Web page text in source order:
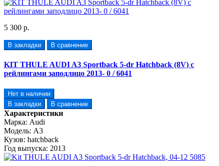
5 300 р.
В закладки В сравнение
KIT THULE AUDI A3 Sportback 5-dr Hatchback (8V) с
рейлингами заподлицо 2013- 0 / 6041
Нет в наличии
В закладки
В сравнение
Характеристики
Марка: Audi
Модель: A3
Кузов: hatchback
Год выпуска: 2013